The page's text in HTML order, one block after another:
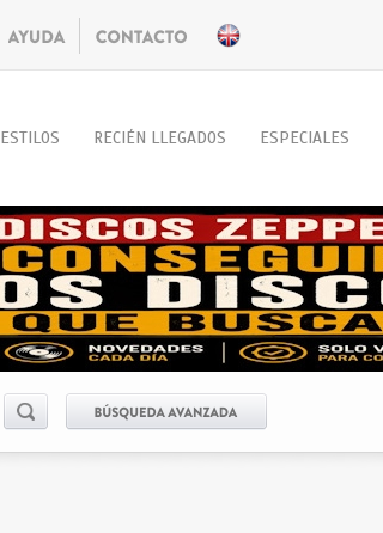
ESTILOS RECIÉN LLEGADOS ESPECIALES